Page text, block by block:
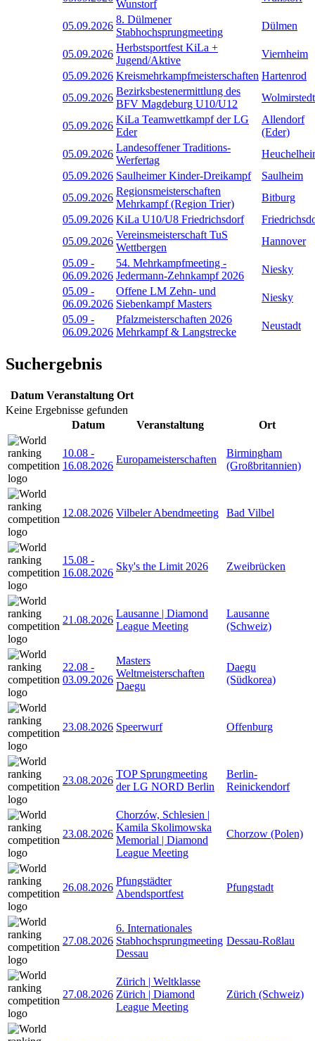
Wunstorf
05.09.2026
8. Dülmener
Stabhochsprungmeeting
Dülmen
05.09.2026
Herbstsportfest KiLa +
Jugend/Aktive
Viernheim
05.09.2026 Kreismehrkampfmeisterschaften Hartenrod
05.09.2026
Bezirksbestenermittlung des
BFV Magdeburg U10/U12
Wolmirstedt
05.09.2026
KiLa Teamwettkampf der LG
Eder
Allendorf
(Eder)
05.09.2026
Landesoffener Traditions-
Werfertag
05.09.2026 Saulheimer Kinder-Dreikampf
Saulheim
05.09.2026
Regionsmeisterschaften
Mehrkampf (Region Trier)
Bitburg
05.09.2026 KiLa U10/U8 Friedrichsdorf
05.09.2026
Vereinsmeisterschaft TuS
Wettbergen
Hannover
05.09 -
06.09.2026
54. Mehrkampfmeeting -
Jedermann-Zehnkampf 2026
Niesky
05.09 -
06.09.2026
Offene LM Zehn- und
Siebenkampf Masters
Niesky
05.09 -
06.09.2026
Pfalzmeisterschaften 2026
Mehrkampf & Langstrecke
Neustadt
Suchergebnis
Datum Veranstaltung Ort
Keine Ergebnisse gefunden
Datum
Veranstaltung Ort
10.08 -
16.08.2026
Europameisterschaften
Birmingham
(Großbritannien)
12.08.2026 Vilbeler Abendmeeting Bad Vilbel
15.08 -
16.08.2026
Sky's the Limit 2026 Zweibrücken
21.08.2026
Lausanne | Diamond
League Meeting
Lausanne
(Schweiz)
22.08 -
03.09.2026
Masters
Weltmeisterschaften
Daegu
Daegu
(Südkorea)
23.08.2026 Speerwurf Offenburg
23.08.2026
TOP Sprungmeeting
der LG NORD Berlin
Berlin-
Reinickendorf
23.08.2026
Chorzów, Schlesien |
Kamila Skolimowska
Memorial | Diamond
League Meeting
Chorzow (Polen)
26.08.2026
Pfungstädter
Abendsportfest
Pfungstadt
27.08.2026
6. Internationales
Stabhochsprungmeeting
Dessau
Dessau-Roßlau
27.08.2026
Zürich | Weltklasse
Zürich | Diamond
League Meeting
Zürich (Schweiz)